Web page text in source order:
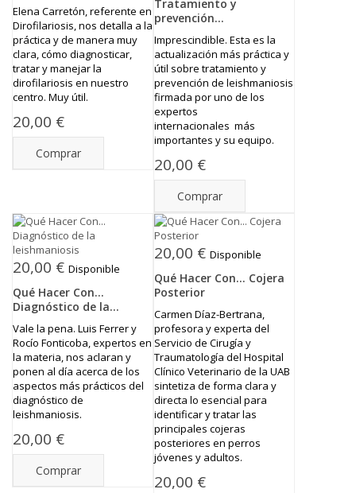
Elena Carretón, referente en
Dirofilariosis, nos detalla a la
práctica y de manera muy
clara, cómo diagnosticar,
tratar y manejar la
dirofilariosis en nuestro
centro. Muy útil.
20,00 €
Comprar
Tratamiento y
prevención...
Imprescindible. Esta es la
actualización más práctica y
útil sobre tratamiento y
prevención de leishmaniosis
firmada por uno de los
expertos
internacionales más
importantes y su equipo.
20,00 €
Comprar
20,00 € Disponible
Qué Hacer Con...
Diagnóstico de la...
Vale la pena. Luis Ferrer y
Rocío Fonticoba, expertos en
la materia, nos aclaran y
ponen al día acerca de los
aspectos más prácticos del
diagnóstico de
leishmaniosis.
20,00 €
Comprar
20,00 € Disponible
Qué Hacer Con... Cojera
Posterior
Carmen Díaz-Bertrana,
profesora y experta del
Servicio de Cirugía y
Traumatología del Hospital
Clínico Veterinario de la UAB
sintetiza de forma clara y
directa lo esencial para
identificar y tratar las
principales cojeras
posteriores en perros
jóvenes y adultos.
20,00 €